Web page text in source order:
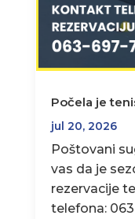
Počela je
jul 20, 2026
Poštovani
vas da je
rezervacije
telefona: